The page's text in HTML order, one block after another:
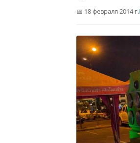
18 февраля 2014 г.